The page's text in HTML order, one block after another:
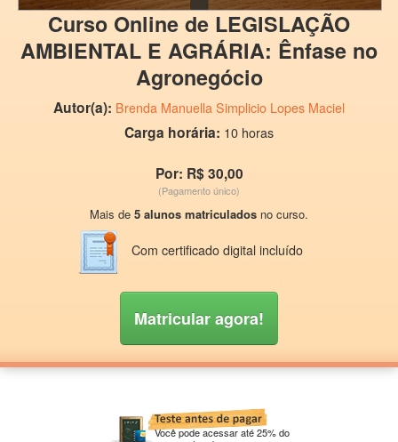
Curso Online de LEGISLAÇÃO
AMBIENTAL E AGRÁRIA: Ênfase no
Agronegócio
Autor(a): Brenda Manuella Simplicio Lopes Maciel
Carga horária: 10 horas
Por: R$ 30,00
(Pagamento único)
Mais de 5 alunos matriculados no curso.
Com certificado digital incluído
Matricular agora!
Você pode acessar até 25% do